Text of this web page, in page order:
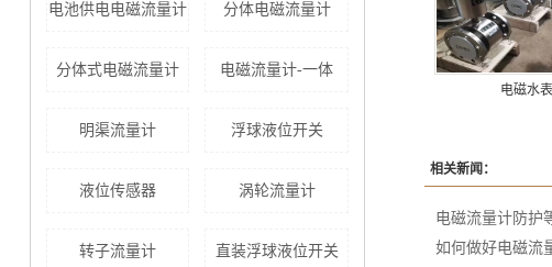
电池供电电磁流量计 分体电磁流量计
分体式电磁流量计 电磁流量计-一体
明渠流量计 浮球液位开关
液位传感器 涡轮流量计
转子流量计 直装浮球液位开关
电磁水表
相关新闻：
电磁流量计防护
如何做好电磁流